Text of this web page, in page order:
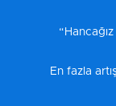
En fazla